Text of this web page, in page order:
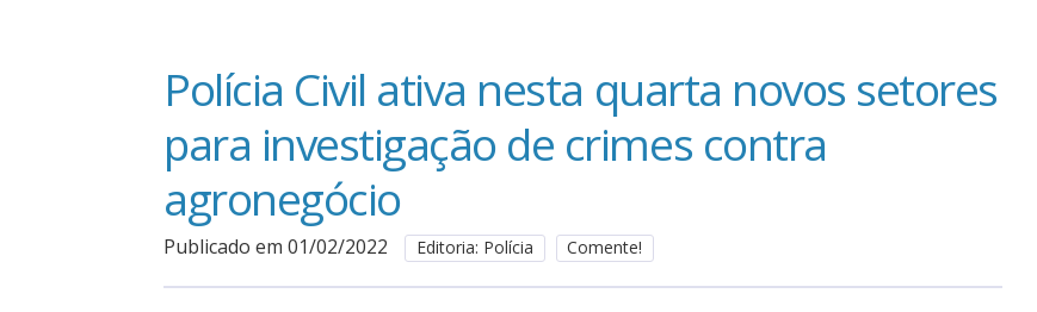
Polícia Civil ativa nesta quarta novos setores
para investigação de crimes contra
agronegócio
Publicado em 01/02/2022 Editoria: Polícia Comente!